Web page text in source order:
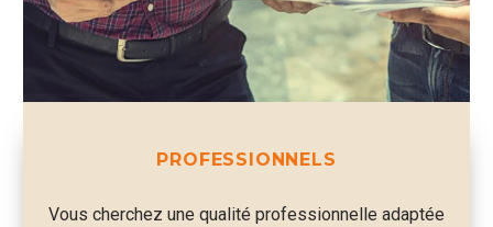
PROFESSIONNELS
Vous cherchez une qualité professionnelle adaptée